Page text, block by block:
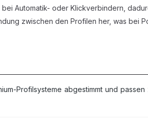
Automatik- oder Klickverbindern,
zwischen den Profilen her, was bei
Profilsysteme abgestimmt und